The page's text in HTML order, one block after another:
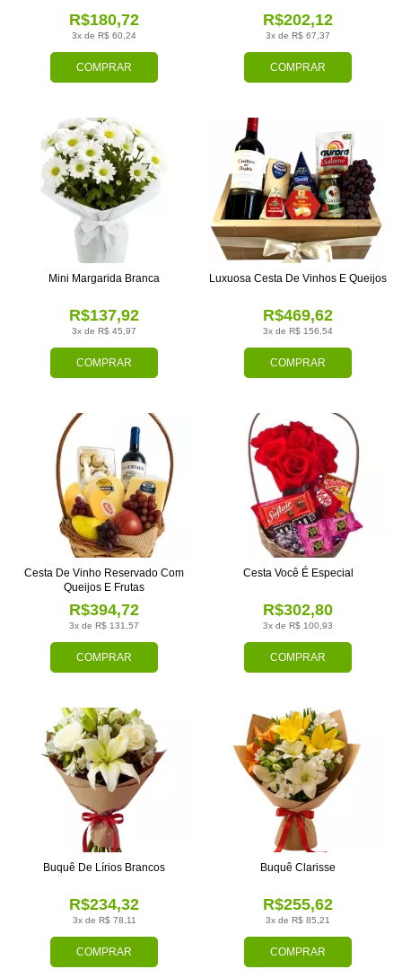
COMPRAR
3x de R$ 60,24
R$180,72
COMPRAR
3x de R$ 67,37
R$202,12
COMPRAR
3x de R$ 45,97
R$137,92
Mini Margarida Branca
COMPRAR
3x de R$ 156,54
R$469,62
Luxuosa Cesta De Vinhos E Queijos
COMPRAR
3x de R$ 131,57
R$394,72
Cesta De Vinho Reservado Com
Queijos E Frutas
COMPRAR
3x de R$ 100,93
R$302,80
Cesta Você É Especial
COMPRAR
3x de R$ 78,11
R$234,32
Buquê De Lírios Brancos
COMPRAR
3x de R$ 85,21
R$255,62
Buquê Clarisse